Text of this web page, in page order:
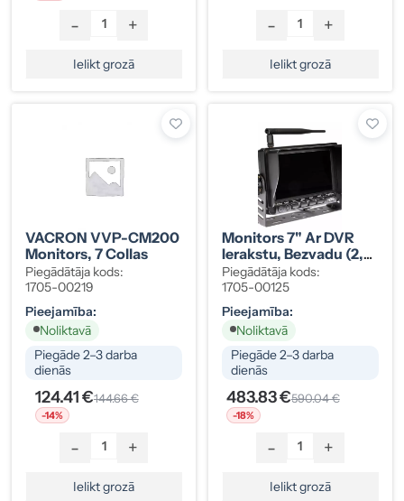
- +
Ielikt grozā
- +
Ielikt grozā
VACRON VVP-CM200
Monitors, 7 Collas
Piegādātāja kods:
1705-00219
Pieejamība:
Noliktavā
Piegāde 2–3 darba
dienās
124.41 €144.66 €
-14%
- +
Ielikt grozā
Monitors 7" Ar DVR
Ierakstu, Bezvadu (2,4
GHz)
Piegādātāja kods:
1705-00125
Pieejamība:
Noliktavā
Piegāde 2–3 darba
dienās
483.83 €590.04 €
-18%
- +
Ielikt grozā